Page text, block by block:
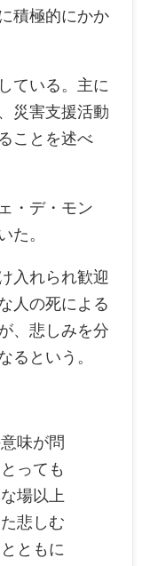
積極的にかか
ている。主に
災害支援活動
ことを述べ
・デ・モン
た。
入れられ歓迎
人の死による
、悲しみを分
るという。
味が問
っても
場以上
悲しむ
ともに